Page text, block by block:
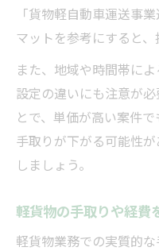
「貨物軽自動車運送事
マットを参考にすると、
また、地域や時間帯に
設定の違いにも注意が
とで、単価が高い案件
手取りが下がる可能性
しましょう。
軽貨物の手取りや経費
軽貨物業務での実質的